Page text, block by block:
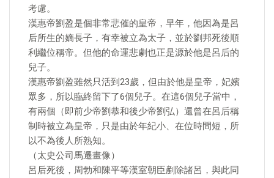
考慮。
漢惠帝劉盈是個非常悲催的皇帝，早年，他因為是呂
后所生的嫡長子，有幸被立為太子，並於劉邦死後順
利繼位稱帝。但他的命運悲劇也正是源於他是呂后的
兒子。
漢惠帝劉盈雖然只活到23歲，但由於他是皇帝，妃嬪
眾多，所以臨終留下了6個兒子。在這6個兒子當中，
有兩個（即前少帝劉恭和後少帝劉弘）還曾在呂后稱
制時被立為皇帝，只是由於年紀小、在位時間短，所
以不為後人所熟知。
（太史公司馬遷畫像）
呂后死後，周勃和陳平等漢室朝臣剷除諸呂，與此同